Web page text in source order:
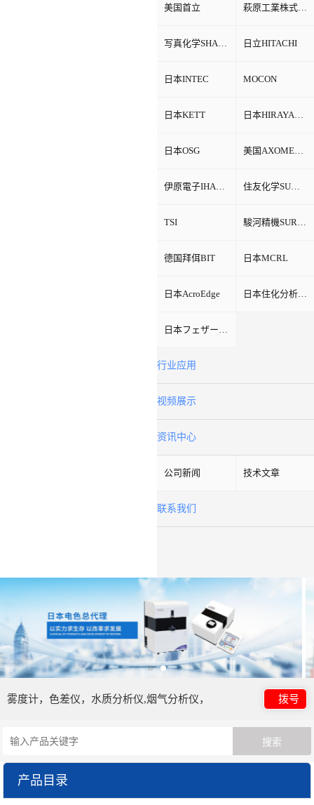
美国首立 萩原工業株式会社HAGIHARA
写真化学SHASHIN KAGAKU 日立HITACHI
日本INTEC MOCON
日本KETT 日本HIRAYAMA
日本OSG 美国AXOMETRICS
伊原電子IHARA 住友化学SUMITOMO
TSI 駿河精機SURUGA SEIKI
德国拜佴BIT 日本MCRL
日本AcroEdge 日本住化分析SCAS
日本フェザーFeather
行业应用
视频展示
资讯中心
公司新闻 技术文章
联系我们
雾度计，色差仪，水质分析仪,烟气分析仪， 拨号
产品目录